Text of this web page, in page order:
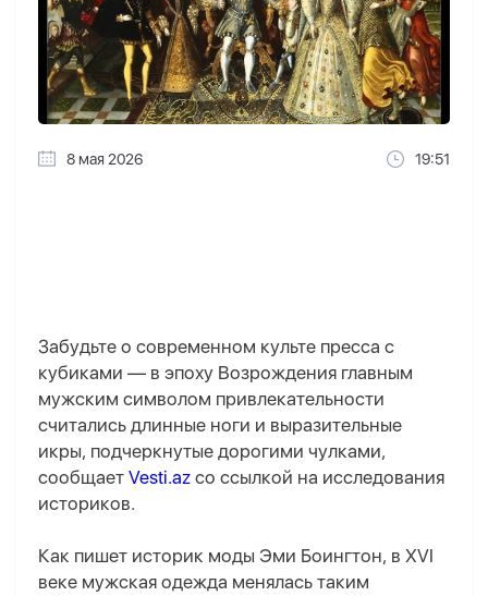
8 мая 2026 19:51
Забудьте о современном культе пресса с
кубиками — в эпоху Возрождения главным
мужским символом привлекательности
считались длинные ноги и выразительные
икры, подчеркнутые дорогими чулками,
сообщает Vesti.az со ссылкой на исследования
историков.
Как пишет историк моды Эми Боингтон, в XVI
веке мужская одежда менялась таким